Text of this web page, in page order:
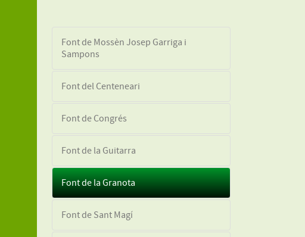
Font de Mossèn Josep Garriga i
Sampons
Font del Centeneari
Font de Congrés
Font de la Guitarra
Font de la Granota
Font de Sant Magí